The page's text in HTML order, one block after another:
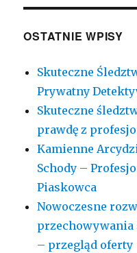
OSTATNIE WPISY
Skuteczne
Prywatny
Skuteczne
prawdę z
Kamienne
Schody –
Piaskowca
Nowoczesne
przechowywania
– przegląd oferty